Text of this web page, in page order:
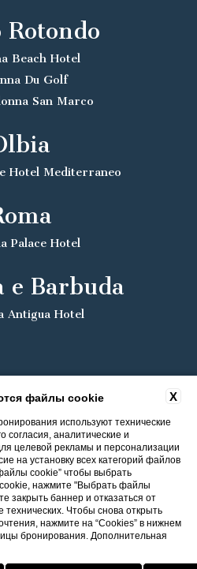
в оÑ‚ели ITI
Rotondo
Beach Hotel
Du Golf
San Marco
Hotel Mediterraneo
Palace Hotel
e Barbuda
Antigua Hotel
X
файлы cookie
используют технические
согласия, аналитические и
целевой рекламы и персонализации
на установку всех категорий файлов
cookie” чтобы выбрать
нажмите "Выбрать файлы
закрыть баннер и отказаться от
Чтобы снова открыть
нажмите на “Cookies” в нижнем
бронирования. Дополнительная